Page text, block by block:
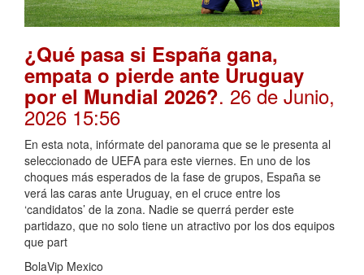
¿Qué pasa si España gana,
empata o pierde ante Uruguay
por el Mundial 2026?. 26 de Junio,
2026 15:56
En esta nota, infórmate del panorama que se le presenta al
seleccionado de UEFA para este viernes. En uno de los
choques más esperados de la fase de grupos, España se
verá las caras ante Uruguay, en el cruce entre los
‘candidatos’ de la zona. Nadie se querrá perder este
partidazo, que no solo tiene un atractivo por los dos equipos
que part
BolaVip Mexico